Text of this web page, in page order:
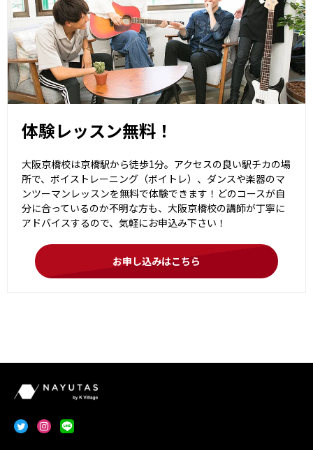
体験レッスン無料！
大阪京橋校は京橋駅から徒歩1分。アクセスの良い駅チカの場
所で、ボイストレーニング（ボイトレ）、ダンスや楽器のマ
ンツーマンレッスンを無料で体験できます！どのコースが自
分に合っているのか不明な方も、大阪京橋校の講師が丁寧に
アドバイスするので、気軽にお申込み下さい！
お申し込みはこちら